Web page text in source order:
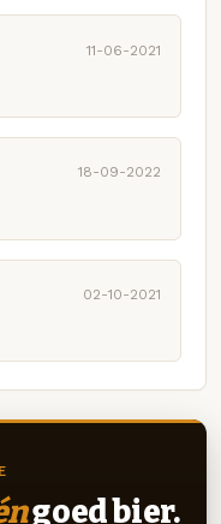
11-06-2021
18-09-2022
02-10-2021
goed bier.